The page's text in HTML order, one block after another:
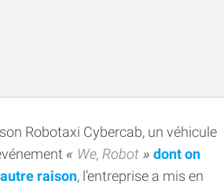
Robotaxi Cybercab, un véhicule
We, Robot
dont on
raison, l’entreprise a mis en